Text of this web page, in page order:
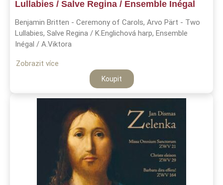
Lullabies / Salve Regina / Ensemble Inégal
Benjamin Britten - Ceremony of Carols, Arvo Pärt - Two
Lullabies, Salve Regina / K.Englichová harp, Ensemble
Inégal / A.Viktora
Zobrazit více
Koupit